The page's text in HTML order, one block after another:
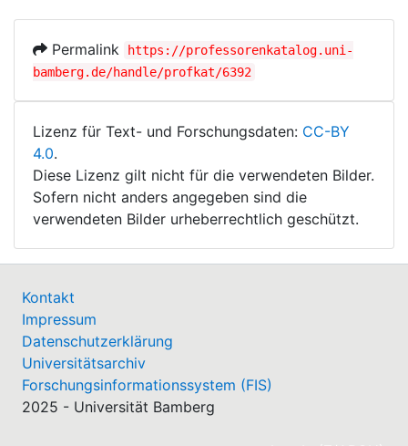
Permalink
https://professorenkatalog.uni-
bamberg.de/handle/profkat/6392
Lizenz für Text- und Forschungsdaten: CC-BY
4.0.
Diese Lizenz gilt nicht für die verwendeten Bilder.
Sofern nicht anders angegeben sind die
verwendeten Bilder urheberrechtlich geschützt.
Kontakt
Impressum
Datenschutzerklärung
Universitätsarchiv
Forschungsinformationssystem (FIS)
2025 - Universität Bamberg